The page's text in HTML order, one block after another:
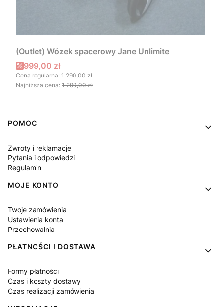
(Outlet) Wózek spacerowy Jane Unlimite
Cena promocyjna
999,00 zł
Cena regularna: 1 290,00 zł
Najniższa cena: 1 290,00 zł
Linki w stopce
POMOC
Zwroty i reklamacje
Pytania i odpowiedzi
Regulamin
MOJE KONTO
Twoje zamówienia
Ustawienia konta
Przechowalnia
PŁATNOŚCI I DOSTAWA
Formy płatności
Czas i koszty dostawy
Czas realizacji zamówienia